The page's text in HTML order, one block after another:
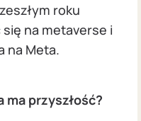
roku
na metaverse i
na Meta.
ma przyszłość?